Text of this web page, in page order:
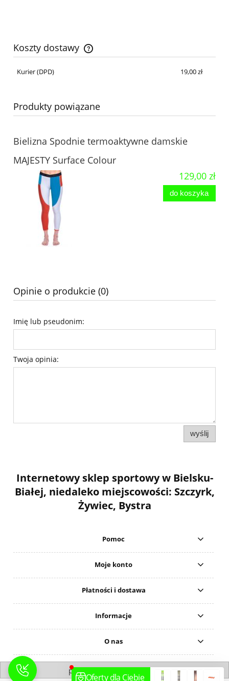
Koszty dostawy
Cena nie zawiera ewentualnych kosztów płatności
Kurier(DPD) 19,00 zł
Produkty powiązane
Bielizna Spodnie termoaktywne damskie
MAJESTY Surface Colour
129,00 zł
do koszyka
Opinie o produkcie (0)
Imię lub pseudonim:
Twoja opinia:
wyślij
Internetowy sklep sportowy w Bielsku-
Białej, niedaleko miejscowości: Szczyrk,
Żywiec, Bystra
Pomoc
Moje konto
Płatności i dostawa
Informacje
O nas
pokaż pełną wersję strony